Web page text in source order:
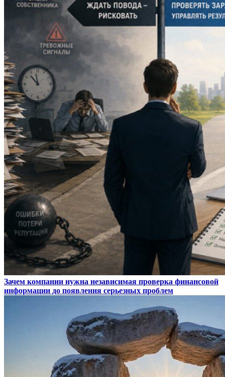
Зачем компании нужна независимая проверка финансовой
информации до появления серьезных проблем